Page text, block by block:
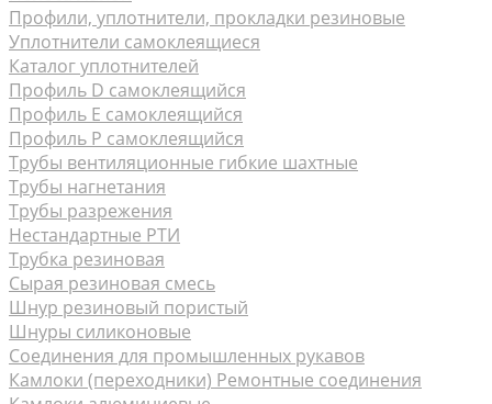
Профили, уплотнители, прокладки резиновые
Уплотнители самоклеящиеся
Каталог уплотнителей
Профиль D самоклеящийся
Профиль Е самоклеящийся
Профиль P самоклеящийся
Трубы вентиляционные гибкие шахтные
Трубы нагнетания
Трубы разрежения
Нестандартные РТИ
Трубка резиновая
Сырая резиновая смесь
Шнур резиновый пористый
Шнуры силиконовые
Соединения для промышленных рукавов
Камлоки (переходники) Ремонтные соединения